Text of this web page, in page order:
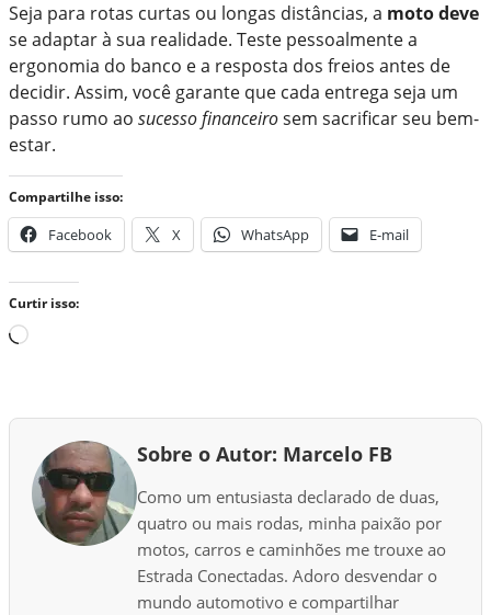
Seja para rotas curtas ou longas distâncias, a moto deve
se adaptar à sua realidade. Teste pessoalmente a
ergonomia do banco e a resposta dos freios antes de
decidir. Assim, você garante que cada entrega seja um
passo rumo ao sucesso financeirosem sacrificar seu bem-
estar.
Compartilhe isso:
Facebook X WhatsApp E-mail
Curtir isso:
C
r
g
a
n
Sobre o Autor: Marcelo FB
Como um entusiasta declarado de duas,
quatro ou mais rodas, minha paixão por
motos, carros e caminhões me trouxe ao
Estrada Conectadas. Adoro desvendar o
mundo automotivo e compartilhar